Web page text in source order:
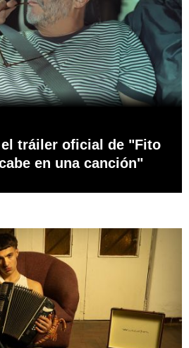
tráiler oficial de "Fito
en una canción"